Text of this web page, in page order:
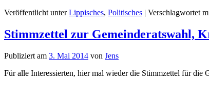
Veröffentlicht unter Lippisches, Politisches | Verschlagwortet
Stimmzettel zur Gemeinderatswahl,
Publiziert am 3. Mai 2014 von Jens
Für alle Interessierten, hier mal wieder die Stimmzettel für